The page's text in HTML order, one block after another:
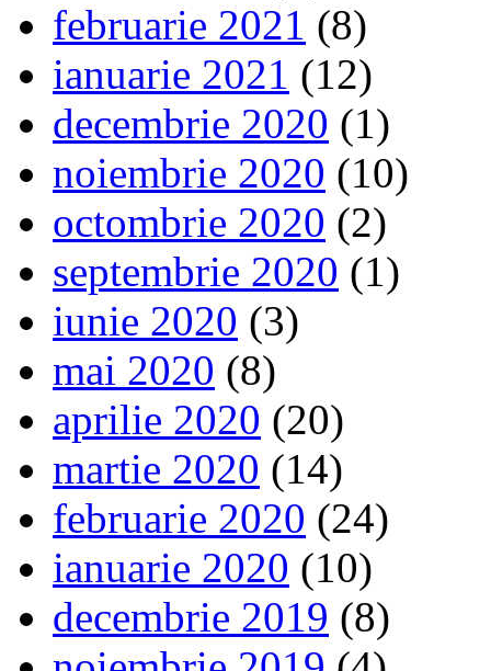
februarie 2021 (8)
ianuarie 2021 (12)
decembrie 2020 (1)
noiembrie 2020 (10)
octombrie 2020 (2)
septembrie 2020 (1)
iunie 2020 (3)
mai 2020 (8)
aprilie 2020 (20)
martie 2020 (14)
februarie 2020 (24)
ianuarie 2020 (10)
decembrie 2019 (8)